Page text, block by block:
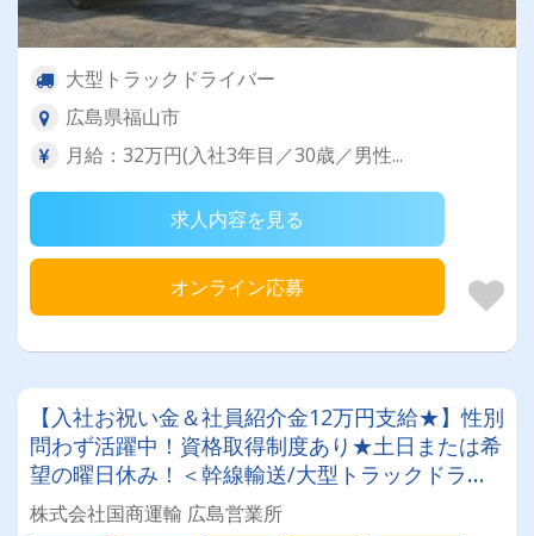
大型トラックドライバー
広島県福山市
月給：32万円(入社3年目／30歳／男性...
求人内容を見る
オンライン応募
【入社お祝い金＆社員紹介金12万円支給★】性別
問わず活躍中！資格取得制度あり★土日または希
望の曜日休み！＜幹線輸送/大型トラックドライ
バー＞
株式会社国商運輸 広島営業所